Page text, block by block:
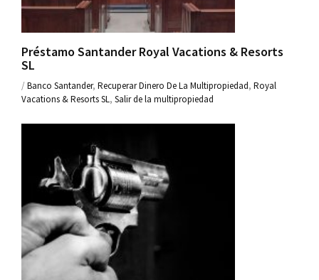
Préstamo Santander Royal Vacations & Resorts
SL
/Banco Santander, Recuperar Dinero De La Multipropiedad, Royal
Vacations & Resorts SL, Salir de la multipropiedad